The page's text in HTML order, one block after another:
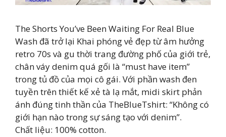
The Shorts You’ve Been Waiting For Real Blue
Wash đã trở lại Khai phóng vẻ đẹp từ âm hưởng
retro 70s và gu thời trang đường phố của giới trẻ,
chân váy denim quá gối là “must have item”
trong tủ đồ của mọi cô gái. Với phần wash đen
tuyền trên thiết kế xẻ tà lạ mắt, midi skirt phản
ánh đúng tinh thần của TheBlueTshirt: “Không có
giới hạn nào trong sự sáng tạo với denim”.
Chất liệu: 100% cotton.